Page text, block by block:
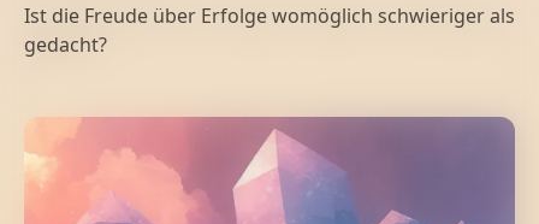
Ist die Freude über Erfolge womöglich schwieriger als
gedacht?